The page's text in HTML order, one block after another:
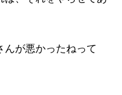
んが悪かったねって